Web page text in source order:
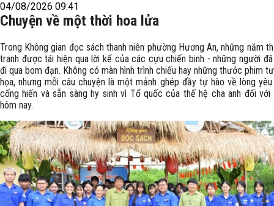
04/08/2026 09:41
Chuyện về một thời hoa lửa
Trong Không gian đọc sách thanh niên phường Hương An, những năm
tranh được tái hiện qua lời kể của các cựu chiến binh - những người
đi qua bom đạn. Không có màn hình trình chiếu hay những thước phim
họa, nhưng mỗi câu chuyện là một mảnh ghép đầy tự hào về lòng
cống hiến và sẵn sàng hy sinh vì Tổ quốc của thế hệ cha anh đối
hôm nay.